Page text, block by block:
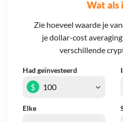
Wat als
Zie hoeveel waarde je
je dollar-cost
verschillende
Had geïnvesteerd
Elke
$